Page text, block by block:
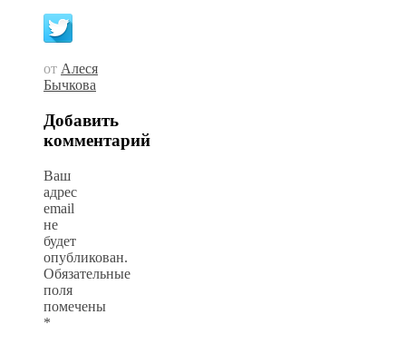
от Алеся
Бычкова
Добавить
комментарий
Ваш
адрес
email
не
будет
опубликован.
Обязательные
поля
помечены
*